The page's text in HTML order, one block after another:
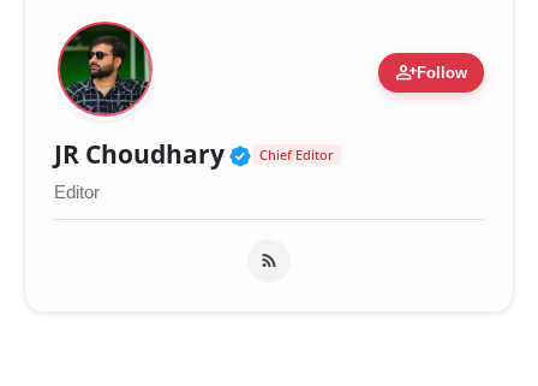
person_addFollow
JR Choudhary Verified Public Figure
Chief Editor
Editor